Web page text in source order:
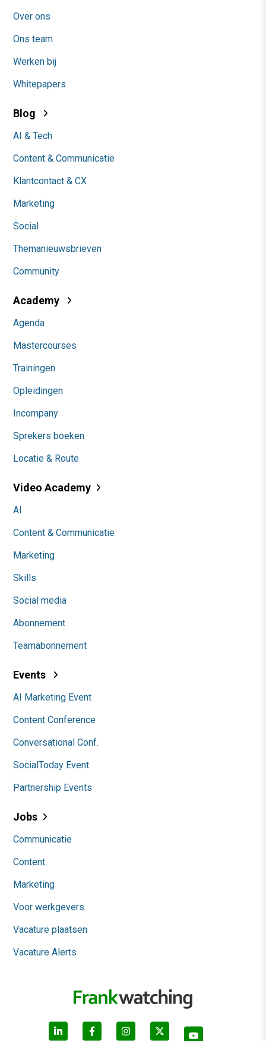
Over ons
Ons team
Werken bij
Whitepapers
Blog
AI & Tech
Content & Communicatie
Klantcontact & CX
Marketing
Social
Themanieuwsbrieven
Community
Academy
Agenda
Mastercourses
Trainingen
Opleidingen
Incompany
Sprekers boeken
Locatie & Route
Video Academy
AI
Content & Communicatie
Marketing
Skills
Social media
Abonnement
Teamabonnement
Events
AI Marketing Event
Content Conference
Conversational Conf.
SocialToday Event
Partnership Events
Jobs
Communicatie
Content
Marketing
Voor werkgevers
Vacature plaatsen
Vacature Alerts